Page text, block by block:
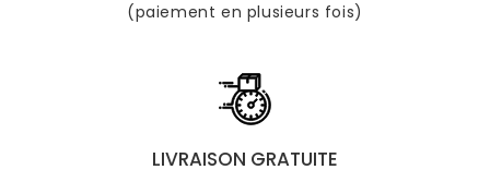
(paiement en plusieurs fois)
LIVRAISON GRATUITE